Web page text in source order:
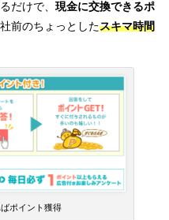
だけで、 現金に交換できるポ
前のちょっとしたスキマ時間
ポイント獲得